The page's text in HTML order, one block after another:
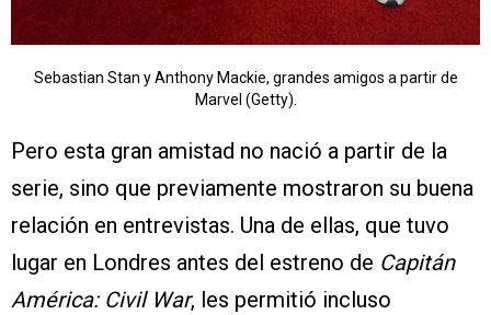
Sebastian Stan y Anthony Mackie, grandes amigos a partir de
Marvel (Getty).
Pero esta gran amistad no nació a partir de la
serie, sino que previamente mostraron su buena
relación en entrevistas. Una de ellas, que tuvo
lugar en Londres antes del estreno de Capitán
América: Civil War, les permitió incluso